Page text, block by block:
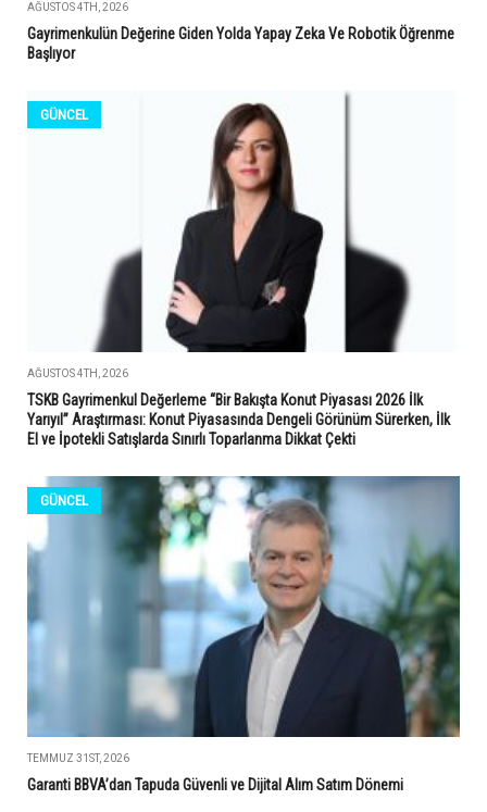
AĞUSTOS 4TH, 2026
Gayrimenkulün Değerine Giden Yolda Yapay Zeka Ve Robotik Öğrenme
Başlıyor
GÜNCEL
AĞUSTOS 4TH, 2026
TSKB Gayrimenkul Değerleme “Bir Bakışta Konut Piyasası 2026 İlk
Yarıyıl” Araştırması: Konut Piyasasında Dengeli Görünüm Sürerken, İlk
El ve İpotekli Satışlarda Sınırlı Toparlanma Dikkat Çekti
GÜNCEL
TEMMUZ 31ST, 2026
Garanti BBVA’dan Tapuda Güvenli ve Dijital Alım Satım Dönemi